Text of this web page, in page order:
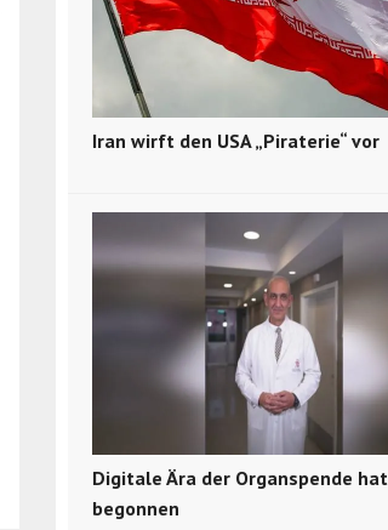
Iran wirft den USA „Piraterie“ vor
Digitale Ära der Organspende hat
begonnen